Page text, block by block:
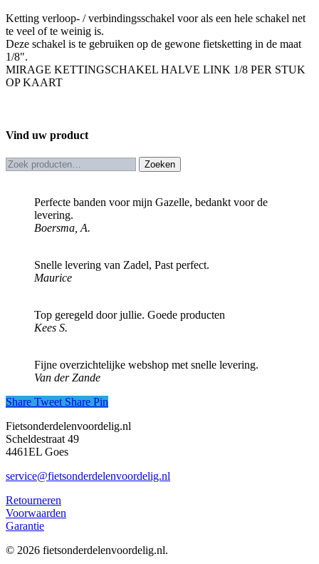
Ketting verloop- / verbindingsschakel voor als een hele schakel net
te veel of te weinig is.
Deze schakel is te gebruiken op de gewone fietsketting in de maat
1/8".
MIRAGE KETTINGSCHAKEL HALVE LINK 1/8 PER STUK
OP KAART
Vind uw product
Zoeken
naar:
Zoeken
Perfecte banden voor mijn Gazelle, bedankt voor de
levering.
Boersma, A.
Snelle levering van Zadel, Past perfect.
Maurice
Top geregeld door jullie. Goede producten
Kees S.
Fijne overzichtelijke webshop met snelle levering.
Van der Zande
Share Tweet Share Pin
Fietsonderdelenvoordelig.nl
Scheldestraat 49
4461EL Goes
service@fietsonderdelenvoordelig.nl
Retourneren
Voorwaarden
Garantie
© 2026 fietsonderdelenvoordelig.nl.